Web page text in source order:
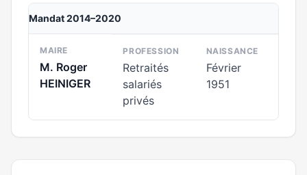
Mandat 2014–2020
MAIRE
M. Roger
HEINIGER
PROFESSION
Retraités
salariés
privés
NAISSANCE
Février
1951